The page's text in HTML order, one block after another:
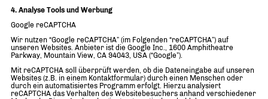
4. Analyse Tools und Werbung
Google reCAPTCHA
Wir nutzen “Google reCAPTCHA” (im Folgenden “reCAPTCHA”) auf
unseren Websites. Anbieter ist die Google Inc., 1600 Amphitheatre
Parkway, Mountain View, CA 94043, USA (“Google”).
Mit reCAPTCHA soll überprüft werden, ob die Dateneingabe auf unseren
Websites (z.B. in einem Kontaktformular) durch einen Menschen oder
durch ein automatisiertes Programm erfolgt. Hierzu analysiert
reCAPTCHA das Verhalten des Websitebesuchers anhand verschiedener